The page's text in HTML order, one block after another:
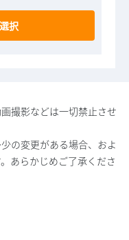
択
撮影などは一切禁止させ
の変更がある場合、およ
あらかじめご了承くださ